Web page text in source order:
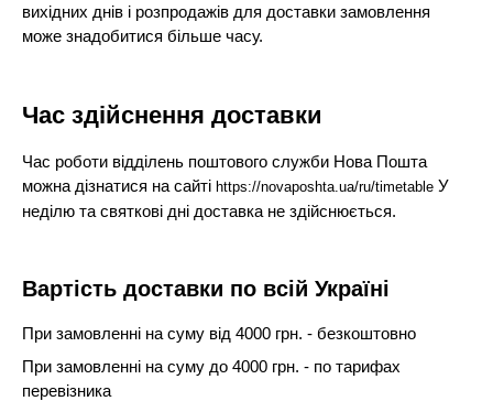
вихідних днів і розпродажів для доставки замовлення
може знадобитися більше часу.
Час здійснення доставки
Час роботи відділень поштового служби Нова Пошта
можна дізнатися на сайтіhttps://novaposhta.ua/ru/timetable У
неділю та святкові дні доставка не здійснюється.
Вартість доставки по всій Україні
При замовленні на суму від 4000 грн. - безкоштовно
При замовленні на суму до 4000 грн. - по тарифах
перевізника